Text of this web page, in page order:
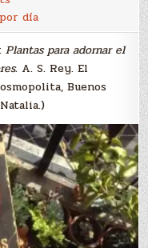
Libro
invitado:
Plantas
para
adornar
el
hogar
(A.
S.
Rey)
día
Plantas para adornar el
A. S. Rey. El
Buenos